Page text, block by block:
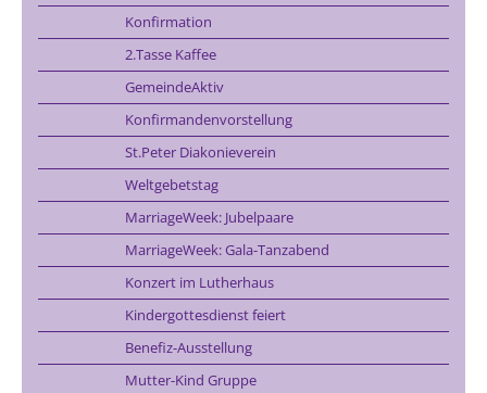
Konfirmation
2.Tasse Kaffee
GemeindeAktiv
Konfirmandenvorstellung
St.Peter Diakonieverein
Weltgebetstag
MarriageWeek: Jubelpaare
MarriageWeek: Gala-Tanzabend
Konzert im Lutherhaus
Kindergottesdienst feiert
Benefiz-Ausstellung
Mutter-Kind Gruppe